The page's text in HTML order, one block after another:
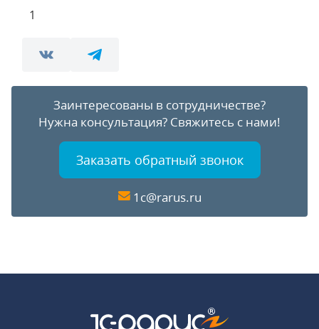
1
Заинтересованы в сотрудничестве?
Нужна консультация? Свяжитесь с нами!
Заказать обратный звонок
1c@rarus.ru